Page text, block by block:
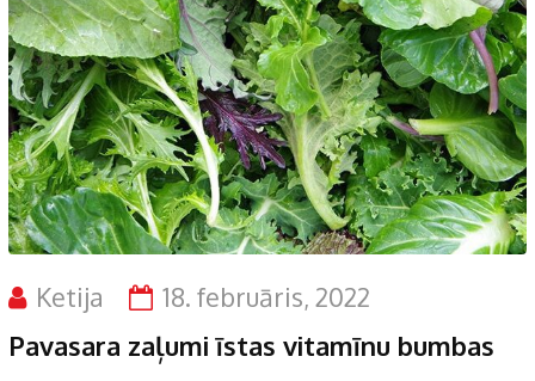
Ketija 18. februāris, 2022
Pavasara zaļumi īstas vitamīnu bumbas